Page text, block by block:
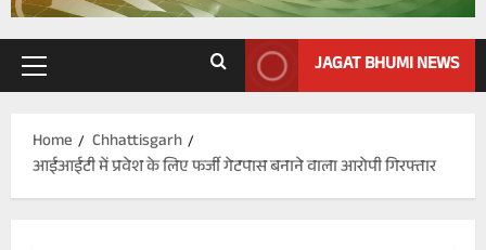
Primary
JAGAT BHUMI NEWS
Home
Chhattisgarh
आईआईटी में प्रवेश के लिए फर्जी गेटपास बनाने वाला आरोपी गिरफ्तार